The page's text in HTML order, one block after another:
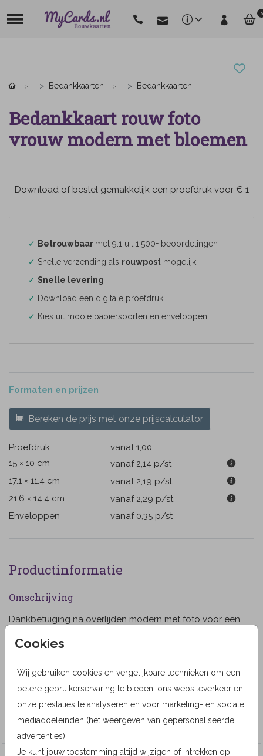
0
Cookies
Wij gebruiken cookies en vergelijkbare technieken om een
betere gebruikerservaring te bieden, ons websiteverkeer en
onze prestaties te analyseren en voor marketing- en sociale
mediadoeleinden (het weergeven van gepersonaliseerde
advertenties).
Je kunt jouw toestemming altijd wijzigen of intrekken op
Bedankkaarten Bedankkaarten
Bedankkaart rouw foto
vrouw modern met bloemen
Download of bestel gemakkelijk een proefdruk voor € 1
✓ Betrouwbaar met 9.1 uit 1.500+ beoordelingen
✓ Snelle verzending als rouwpost mogelijk
✓ Snelle levering
✓ Download een digitale proefdruk
✓ Kies uit mooie papiersoorten en enveloppen
Formaten en prijzen
Bereken de prijs met onze prijscalculator
Proefdruk
vanaf 1,00
15 × 10 cm
vanaf 2,14 p/st
17.1 × 11.4 cm
vanaf 2,19 p/st
21.6 × 14.4 cm
vanaf 2,29 p/st
Enveloppen
vanaf 0,35 p/st
Productinformatie
Omschrijving
Dankbetuiging na overlijden modern met foto voor een
MyCards Design
Collectie
Bedankkaarten